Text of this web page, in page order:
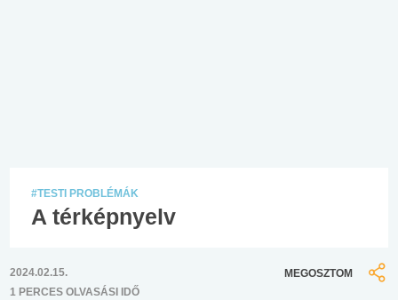
#TESTI PROBLÉMÁK
A térképnyelv
2024.02.15.
1 PERCES OLVASÁSI IDŐ
MEGOSZTOM